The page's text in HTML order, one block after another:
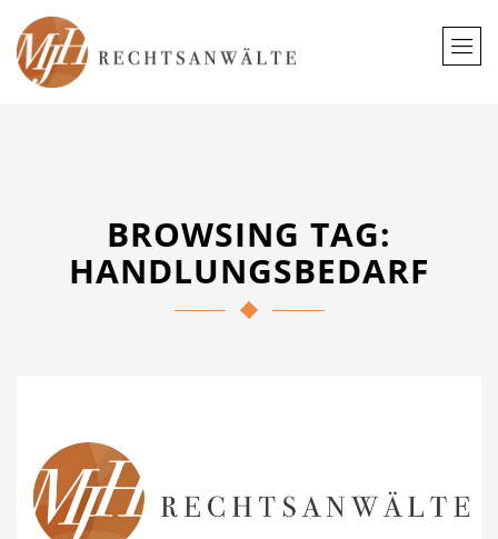
BROWSING TAG:
HANDLUNGSBEDARF